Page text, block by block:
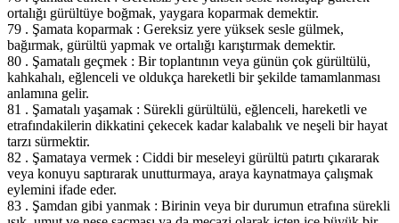
ortalığı gürültüye boğmak, yaygara koparmak demektir.
79 . Şamata koparmak : Gereksiz yere yüksek sesle gülmek,
bağırmak, gürültü yapmak ve ortalığı karıştırmak demektir.
80 . Şamatalı geçmek : Bir toplantının veya günün çok gürültülü,
kahkahalı, eğlenceli ve oldukça hareketli bir şekilde tamamlanması
anlamına gelir.
81 . Şamatalı yaşamak : Sürekli gürültülü, eğlenceli, hareketli ve
etrafındakilerin dikkatini çekecek kadar kalabalık ve neşeli bir hayat
tarzı sürmektir.
82 . Şamataya vermek : Ciddi bir meseleyi gürültü patırtı çıkararak
veya konuyu saptırarak unutturmaya, araya kaynatmaya çalışmak
eylemini ifade eder.
83 . Şamdan gibi yanmak : Birinin veya bir durumun etrafına sürekli